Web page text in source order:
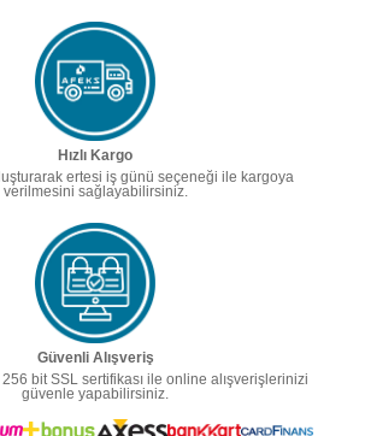
Hızlı Kargo
ertesi iş günü seçeneği ile kargoya
verilmesini sağlayabilirsiniz.
Güvenli Alışveriş
bit SSL sertifikası ile online alışverişlerinizi
güvenle yapabilirsiniz.